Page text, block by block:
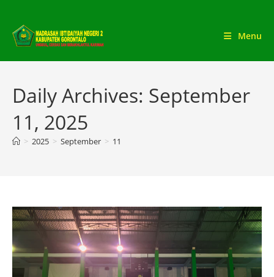
content
Menu
Daily Archives: September
11, 2025
> 2025 > September > 11